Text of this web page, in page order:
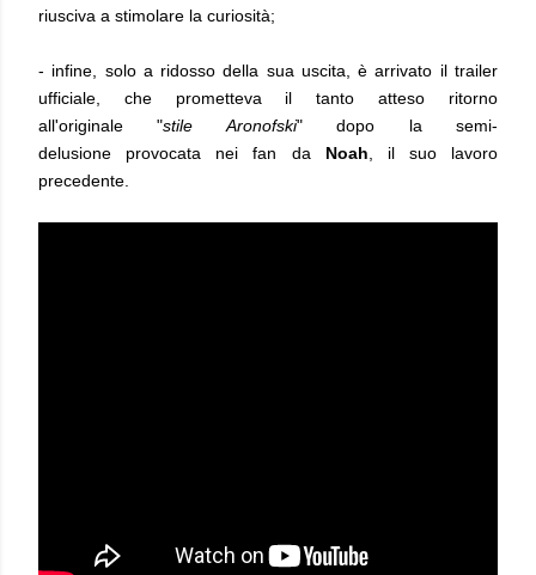
riusciva a stimolare la curiosità;
- infine, solo a ridosso della sua uscita, è arrivato il trailer
ufficiale, che prometteva il tanto atteso ritorno
all'originale "stile Aronofski" dopo la semi-
delusione provocata nei fan da Noah , il suo lavoro
precedente.